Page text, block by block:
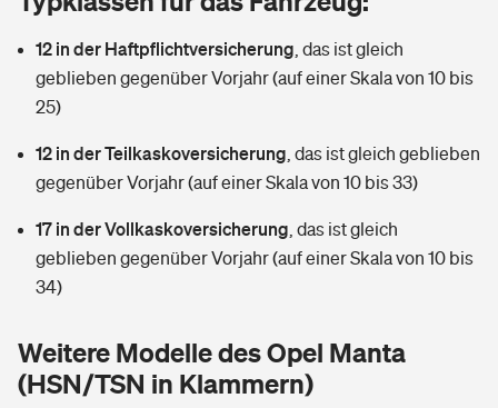
Wer versichert was: Jetzt Versicherer finden
Sie haben Fragen?
Mietkautionsversicherung
Restkreditversicherung
Tools
Hochwasser-Check: Wie gefährdet ist Ihr Haus?
Kinderunfall­ver­si­che­rung
Kinderinvalidität
Hundehalter-Haftpflicht
Handyversicherung
Private Cyberversicherung
Tierkrankenversicherung
Zur Übersicht
Tools
Wer versichert was: Jetzt Versicherer finden
Rentenrechner: Wie viel Geld bekomme ich im Alter?
12 in der Haftpflichtversicherung das ist gleich
geblieben gegenüber Vorjahr (auf einer Skala von 10 bis
25)
12 in der Teilkaskoversicherung das ist gleich geblieben
gegenüber Vorjahr (auf einer Skala von 10 bis 33)
17 in der Vollkaskoversicherung das ist gleich
geblieben gegenüber Vorjahr (auf einer Skala von 10 bis
34)
Weitere Modelle des Opel Manta
(HSN/TSN in Klammern)